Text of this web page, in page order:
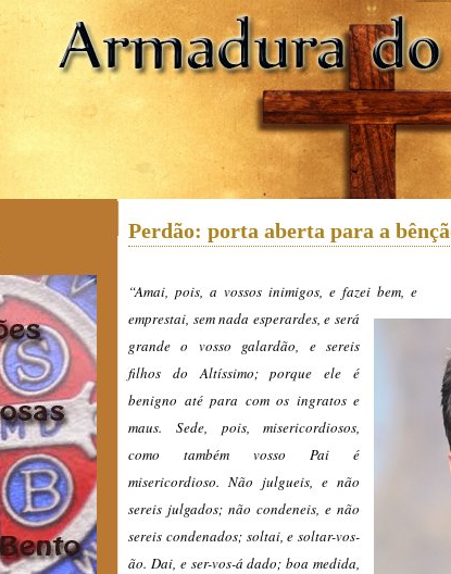
Perdão: porta aberta para a
“Amai, pois, a vossos inimigos, e fazei bem, e
emprestai, sem nada esperardes, e será
grande o vosso galardão, e sereis
filhos do Altíssimo; porque ele é
benigno até para com os ingratos e
maus. Sede, pois, misericordiosos,
como também vosso Pai é
misericordioso. Não julgueis, e não
sereis julgados; não condeneis, e não
sereis condenados; soltai, e soltar-vos-
ão. Dai, e ser-vos-á dado; boa medida,